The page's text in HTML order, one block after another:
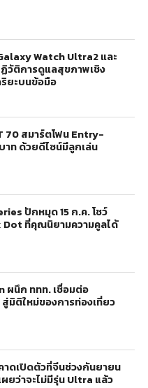
Watch Ultra2 และ
วัติการดูแลสุขภาพเชิง
ยะบนข้อมือ
70 สมาร์ตโฟน Entry-
าท ด้วยดีไซน์มีลูกเล่น
ปักหมุด 15 ก.ค. โชว์
Dot ที่คุณนิยามความคูลได้
ผนึก ททท. เชื่อมต่อ
มิติใหม่ของการท่องเที่ยว
าดเปิดตัวที่จีนช่วงกันยายน
ยว่าจะไม่มีรุ่น Ultra แล้ว